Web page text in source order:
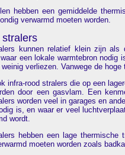
hebben een gemiddelde
verwarmd moeten worden.
kunnen relatief klein zijn
een lokale warmtebron
verliezen. Vanwege de
infra-rood stralers die op een
door een gasvlam. Een
worden veel in garages en
is, en waar er veel
wordt.
hebben een lage
moeten worden zoals